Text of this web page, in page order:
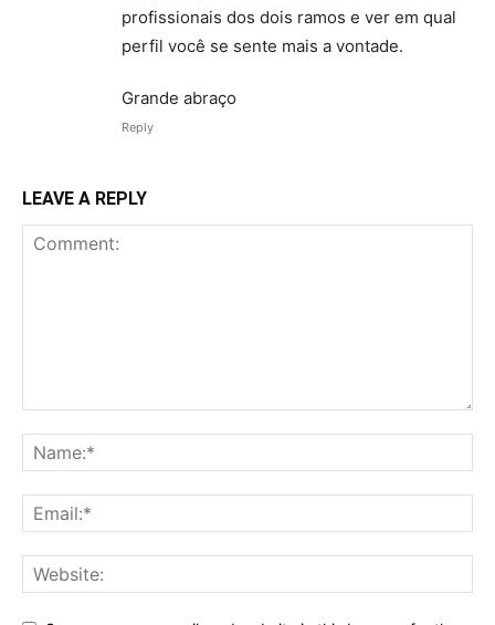
profissionais dos dois ramos e ver em qual
perfil você se sente mais a vontade.
Grande abraço
Reply
LEAVE A REPLY